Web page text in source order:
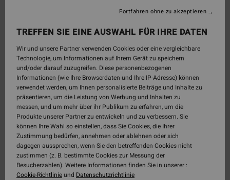
TREFFEN SIE EINE AUSWAHL FÜR IHRE DATEN
Wir und unsere Partner verwenden Cookies oder eine vergleichbare
Technologie, um Informationen auf Ihrem Gerät zu speichern
und/oder darauf zuzugreifen. Diese personenbezogenen
Informationen (wie Ihre Browserdaten und Ihre IP-Adresse) können
verwendet werden, um Ihnen personalisierte Beiträge und Inhalte zu
präsentieren, um die Leistung von Werbung und Inhalten zu
messen, und um mehr über ihr Publikum zu erfahren, um die
Produkte unserer Partner zu entwickeln und zu verbessern. Sie
können Ihre Wahl so einstellen, dass Sie Cookies, die Ihrer
Zustimmung bedürfen, annehmen oder ablehnen oder sich
dagegen aussprechen, wenn Sie den betreffenden Cookies nicht
zustimmen (z. B. bestimmte Cookies zur Messung der
Besucherzahlen). Weitere Informationen finden Sie in unserer :
Cookie-Richtlinieund Datenschutzrichtlinie
Fortfahren ohne zu akzeptieren